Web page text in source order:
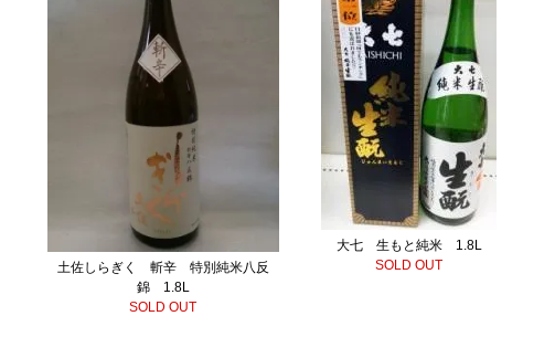
土佐しらぎく 斬辛 特別純米八反
錦 1.8L
SOLD OUT
大七 生もと純米 1.8L
SOLD OUT